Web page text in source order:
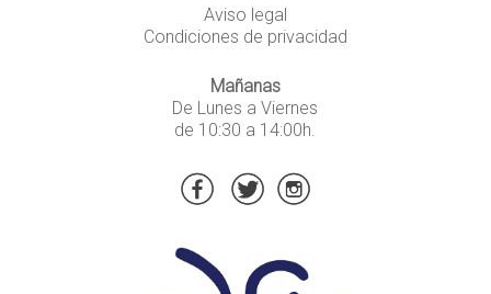
Aviso legal
Condiciones de privacidad
Mañanas
De Lunes a Viernes
de 10:30 a 14:00h.